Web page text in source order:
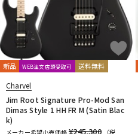
新品 WEB注文店頭受取可 送料無料
Charvel
Jim Root Signature Pro-Mod San
Dimas Style 1 HH FR M (Satin Blac
k)
メーカー希望小売価格 ¥245,300
（税